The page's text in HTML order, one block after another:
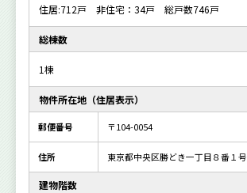
住居:712戸 非住宅：34戸 総戸数746戸
総棟数
1棟
物件所在地（住居表示）
郵便番号 〒104-0054
住所 東京都中央区勝どき一丁目８番１号
建物階数